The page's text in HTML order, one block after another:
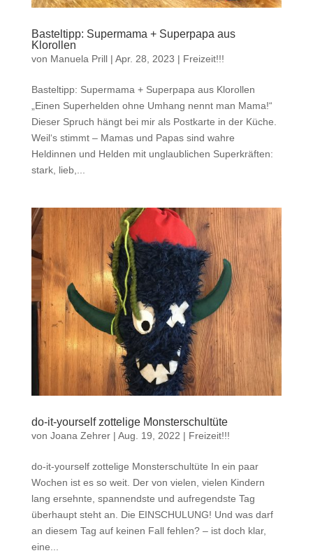
Basteltipp: Supermama + Superpapa aus
Klorollen
von Manuela Prill| Apr. 28, 2023 | Freizeit!!!
Basteltipp: Supermama + Superpapa aus Klorollen
„Einen Superhelden ohne Umhang nennt man Mama!“
Dieser Spruch hängt bei mir als Postkarte in der Küche.
Weil‘s stimmt – Mamas und Papas sind wahre
Heldinnen und Helden mit unglaublichen Superkräften:
stark, lieb,...
do-it-yourself zottelige Monsterschultüte
von Joana Zehrer| Aug. 19, 2022 | Freizeit!!!
do-it-yourself zottelige Monsterschultüte In ein paar
Wochen ist es so weit. Der von vielen, vielen Kindern
lang ersehnte, spannendste und aufregendste Tag
überhaupt steht an. Die EINSCHULUNG! Und was darf
an diesem Tag auf keinen Fall fehlen? – ist doch klar,
eine...